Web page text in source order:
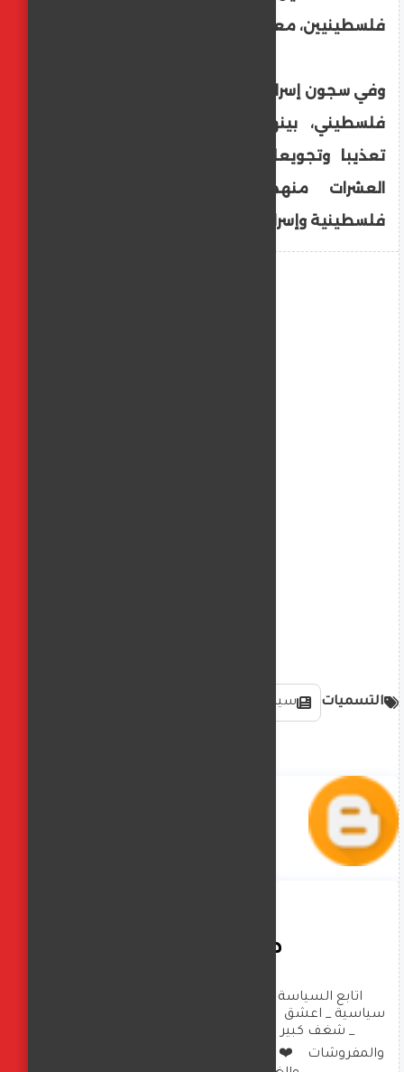
فلسطينيين، معظمهم أطفال ونساء.
فلسطيني، بينهم أطفال ونساء، ويعانون
تعذيبا وتجويعا وإهمالا طبيا، أودى بحياة
العشرات منهم، حسب تقارير حقوقية
فلسطينية وإسرائيلية.​​​​​​​
التسميات سياسة دولية وعالمية
صافيناز زادة